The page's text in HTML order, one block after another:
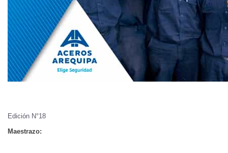
Edición N°18
Maestrazo: